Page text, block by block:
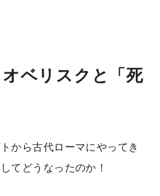
ベリスクと「死
から古代ローマにやってき
てどうなったのか！